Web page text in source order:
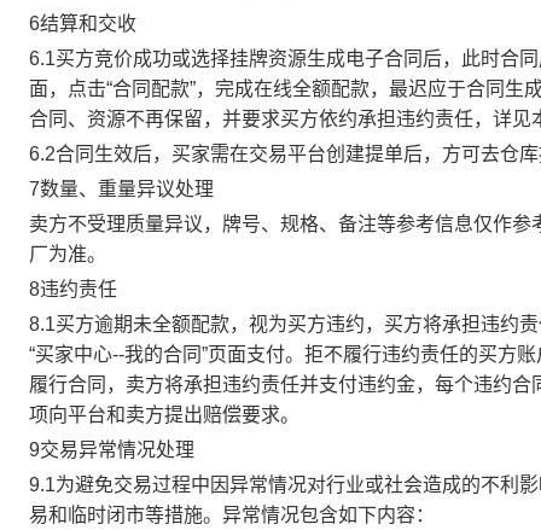
6结算和交收
6.1买方竞价成功或选择挂牌资源生成电子合同后，此时合
面，点击“合同配款”，完成在线全额配款，最迟应于合同
合同、资源不再保留，并要求买方依约承担违约责任，详见
6.2合同生效后，买家需在交易平台创建提单后，方可去仓
7数量、重量异议处理
卖方不受理质量异议，牌号、规格、备注等参考信息仅作
厂为准。
8违约责任
8.1买方逾期未全额配款，视为买方违约，买方将承担违约
“买家中心--我的合同”页面支付。拒不履行违约责任的买方
履行合同，卖方将承担违约责任并支付违约金，每个违约
项向平台和卖方提出赔偿要求。
9交易异常情况处理
9.1为避免交易过程中因异常情况对行业或社会造成的不利
易和临时闭市等措施。异常情况包含如下内容：